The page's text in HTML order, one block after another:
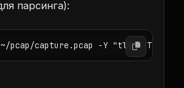
парсинга):
pcap/capture.pcap -Y "tls" -T json